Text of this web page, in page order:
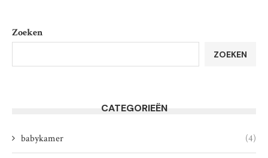
Zoeken
ZOEKEN
CATEGORIEËN
babykamer (4)